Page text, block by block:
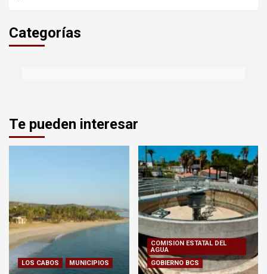
Categorías
Te pueden interesar
LOS CABOS MUNICIPIOS
COMISION ESTATAL DEL
AGUA
GOBIERNO BCS